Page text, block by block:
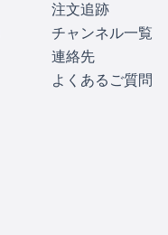
注文追跡
チャンネル一覧
連絡先
よくあるご質問